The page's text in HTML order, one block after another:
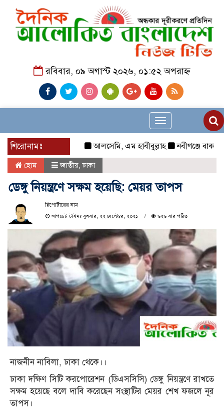
রবিবার, ০৯ অগাস্ট ২০২৬, ০১:৫২ অপরাহ্ন
Toggle
navigation
শিরোনামঃ আলসেমি, এম হাবীবুল্লাহ নবীগঞ্জে
হোম জাতীয়,ঢাকা
ডেঙ্গু নিয়ন্ত্রণে সক্ষম হয়েছি: মেয়র তাপস
রিপোর্টারের নাম
আপডেট টাইমঃ বুধবার, ২২ সেপ্টেম্বর, ২০২১
৬২৬ বার পঠিত
নাজনীন নাবিলা, ঢাকা থেকে।।
ঢাকা দক্ষিণ সিটি করপোরেশন (ডিএসসিসি) ডেঙ্গু নিয়ন্ত্রণে রাখতে
সক্ষম হয়েছে বলে দাবি করেছেন সংস্থাটির মেয়র শেখ ফজলে নূর
তাপস।